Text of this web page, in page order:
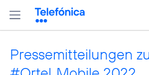
Pressemitteilungen